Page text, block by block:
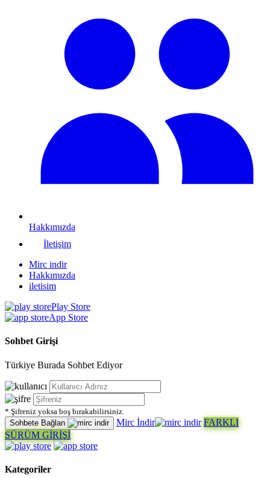
Hakkımızda
İletişim
Mirc indir
Hakkımızda
iletisim
Play Store
App Store
Sohbet Girişi
Türkiye Burada Sohbet Ediyor
* Şifreniz yoksa boş bırakabilirsiniz.
Sohbete Bağlan
Mirc İndir
FARKLI
SÜRÜM GİRİŞİ
Kategoriler